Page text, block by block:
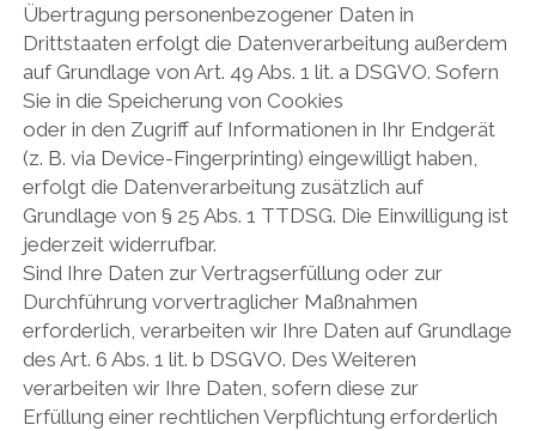
Übertragung personenbezogener Daten in
Drittstaaten erfolgt die Datenverarbeitung außerdem
auf Grundlage von Art. 49 Abs. 1 lit. a DSGVO. Sofern
Sie in die Speicherung von Cookies
oder in den Zugriff auf Informationen in Ihr Endgerät
(z. B. via Device-Fingerprinting) eingewilligt haben,
erfolgt die Datenverarbeitung zusätzlich auf
Grundlage von § 25 Abs. 1 TTDSG. Die Einwilligung ist
jederzeit widerrufbar.
Sind Ihre Daten zur Vertragserfüllung oder zur
Durchführung vorvertraglicher Maßnahmen
erforderlich, verarbeiten wir Ihre Daten auf Grundlage
des Art. 6 Abs. 1 lit. b DSGVO. Des Weiteren
verarbeiten wir Ihre Daten, sofern diese zur
Erfüllung einer rechtlichen Verpflichtung erforderlich